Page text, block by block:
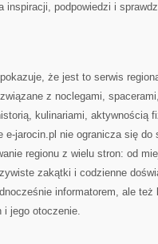
podpowiedzi i
że jest to serwis
z noclegami,
kulinariami, aktywnością
e-jarocin.pl nie ogranicza się
regionu z wielu stron: od
zakątki i codzienne
informatorem, ale
i jego otoczenie.